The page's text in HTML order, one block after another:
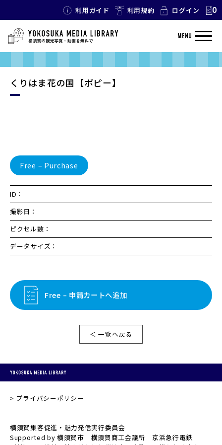
利用ガイド 利用規約 ログイン 0
MENU
くりはま花の国【ポピー】
Free – Purchase
ID：
撮影日：
ピクセル数：
データサイズ：
Free – 申請カートへ追加
＜ 一覧へ戻る
プライバシーポリシー
横須賀集客促進・魅力発信実行委員会
Supported by 横須賀市 横須賀商工会議所 京浜急行電鉄